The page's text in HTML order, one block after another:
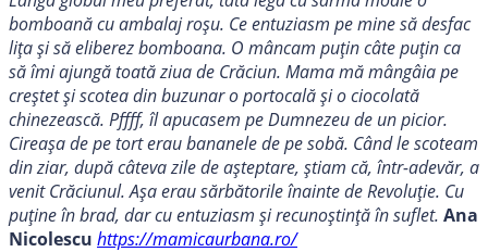
bomboană cu ambalaj roșu. Ce entuziasm pe mine să desfac
lița și să eliberez bomboana. O mâncam puțin câte puțin ca
să îmi ajungă toată ziua de Crăciun. Mama mă mângâia pe
creștet și scotea din buzunar o portocală și o ciocolată
chinezească. Pffff, îl apucasem pe Dumnezeu de un picior.
Cireașa de pe tort erau bananele de pe sobă. Când le scoteam
din ziar, după câteva zile de așteptare, știam că, într-adevăr, a
venit Crăciunul. Așa erau sărbătorile înainte de Revoluție. Cu
puține în brad, dar cu entuziasm și recunoștință în suflet. Ana
Nicolescu https://mamicaurbana.ro/